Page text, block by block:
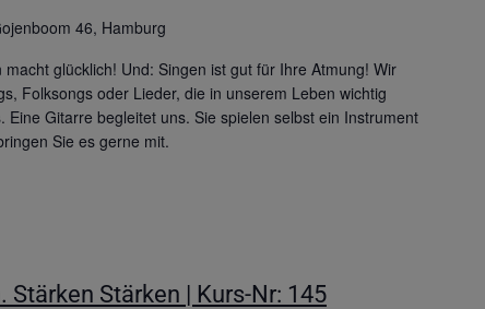
46, Hamburg
glücklich! Und: Singen ist gut für Ihre Atmung! Wir
Folksongs oder Lieder, die in unserem Leben wichtig
Gitarre begleitet uns. Sie spielen selbst ein Instrument
Sie es gerne mit.
Stärken | Kurs-Nr: 145